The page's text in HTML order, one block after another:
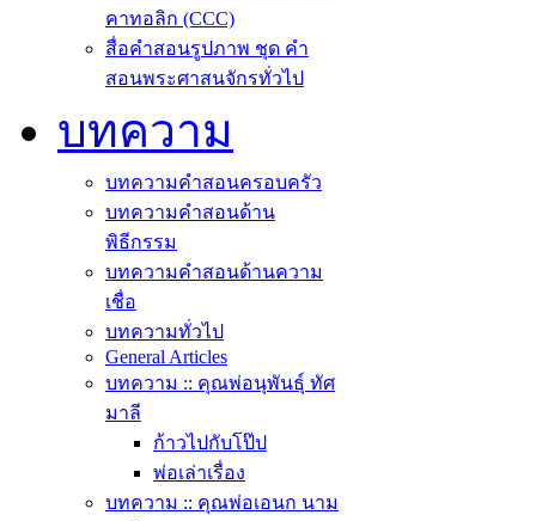
คาทอลิก (CCC)
สื่อคำสอนรูปภาพ ชุด คำ
สอนพระศาสนจักรทั่วไป
บทความ
บทความคำสอนครอบครัว
บทความคำสอนด้าน
พิธีกรรม
บทความคำสอนด้านความ
เชื่อ
บทความทั่วไป
General Articles
บทความ :: คุณพ่อนุพันธุ์ ทัศ
มาลี
ก้าวไปกับโป๊ป
พ่อเล่าเรื่อง
บทความ :: คุณพ่อเอนก นาม